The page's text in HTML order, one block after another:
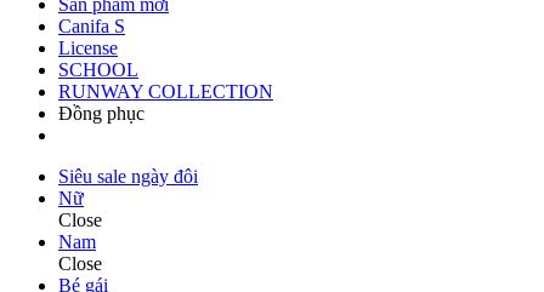
Sản phẩm mới
Canifa S
License
SCHOOL
RUNWAY COLLECTION
Đồng phục
Siêu sale ngày đôi
Nữ
Close
Nam
Close
Bé gái